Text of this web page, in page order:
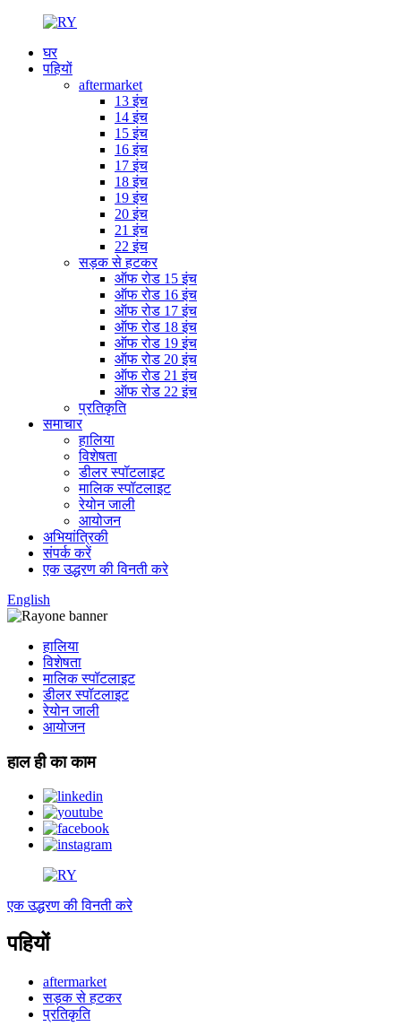
घर
पहियों
aftermarket
13 इंच
14 इंच
15 इंच
16 इंच
17 इंच
18 इंच
19 इंच
20 इंच
21 इंच
22 इंच
सड़क से हटकर
ऑफ रोड 15 इंच
ऑफ रोड 16 इंच
ऑफ रोड 17 इंच
ऑफ रोड 18 इंच
ऑफ रोड 19 इंच
ऑफ रोड 20 इंच
ऑफ रोड 21 इंच
ऑफ रोड 22 इंच
प्रतिकृति
समाचार
हालिया
विशेषता
डीलर स्पॉटलाइट
मालिक स्पॉटलाइट
रेयोन जाली
आयोजन
अभियांत्रिकी
संपर्क करें
एक उद्धरण की विनती करे
English
हालिया
विशेषता
मालिक स्पॉटलाइट
डीलर स्पॉटलाइट
रेयोन जाली
आयोजन
हाल ही का काम
एक उद्धरण की विनती करे
पहियों
aftermarket
सड़क से हटकर
प्रतिकृति